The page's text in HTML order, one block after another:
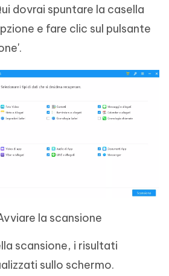
dovrai spuntare la casella
e fare clic sul pulsante
la scansione
scansione, i risultati
sullo schermo.